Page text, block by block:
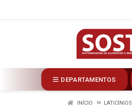
DEPARTAMENTOS
INÍCIO LATICÍNIOS